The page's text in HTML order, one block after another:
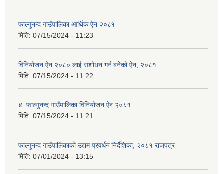
फाल्गुनन्द गाउँपालिका आर्थिक ऐन २०८१
मिति: 07/15/2024 - 11:23
विनियोजन ऐन २०८० लाई संशोधन गर्न बनेको ऐन, २०८१
मिति: 07/15/2024 - 11:22
४. फाल्गुनन्द गाउँपालिका विनियोजन ऐन २०८१
मिति: 07/15/2024 - 11:21
फाल्गुनन्द गाउँपालिकाको उद्यम प्रवर्धन निर्देशिका, २०८१ राजपत्र
मिति: 07/01/2024 - 13:15